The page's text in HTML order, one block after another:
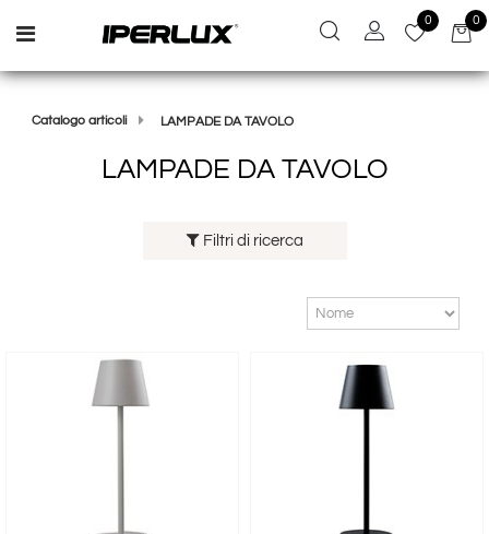
Open menu
0 0
Catalogo articoli LAMPADE DA TAVOLO
LAMPADE DA TAVOLO
Filtri di ricerca